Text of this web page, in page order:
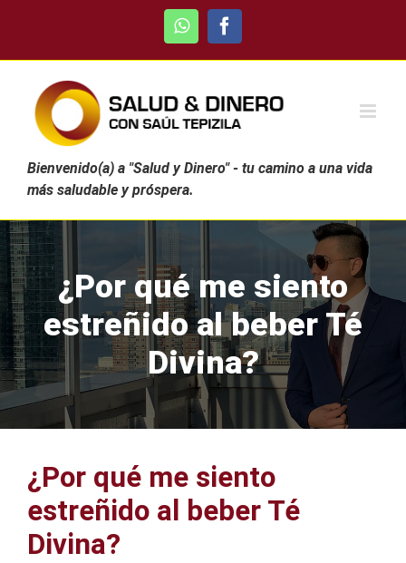
WhatsAppFacebook
Bienvenido(a) a "Salud y Dinero" - tu camino a una vida
más saludable y próspera.
¿Por qué me siento
estreñido al beber Té
Divina?
¿Por qué me siento
estreñido al beber Té
Divina?